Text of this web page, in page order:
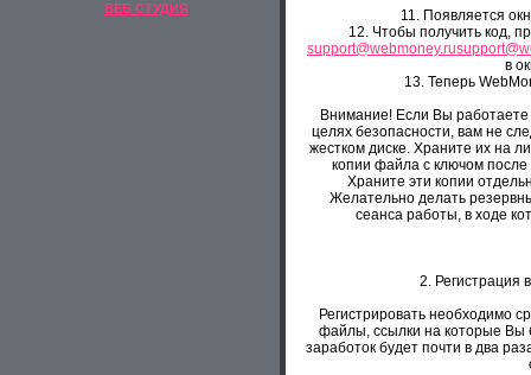
ВЕБ СТУДИЯ
11. Появляется
12. Чтобы получить код,
support@webmoney.ru
в
13. Теперь
Внимание! Если Вы
целях безопасности, вам не
жестком диске. Храните их на
копии файла с ключом
Храните эти копии
Желательно делать
сеанса работы, в ходе
2. Регистрация
Регистрировать необходимо
файлы, ссылки на которые
заработок будет почти в два